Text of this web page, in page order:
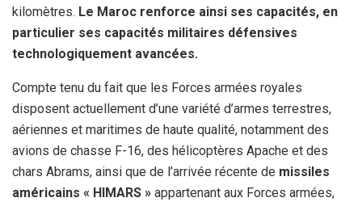
kilomètres. Le Maroc renforce ainsi ses capacités, en
particulier ses capacités militaires défensives
technologiquement avancées.
Compte tenu du fait que les Forces armées royales
disposent actuellement d’une variété d’armes terrestres,
aériennes et maritimes de haute qualité, notamment des
avions de chasse F-16, des hélicoptères Apache et des
chars Abrams, ainsi que de l’arrivée récente de missiles
américains « HIMARS » appartenant aux Forces armées,